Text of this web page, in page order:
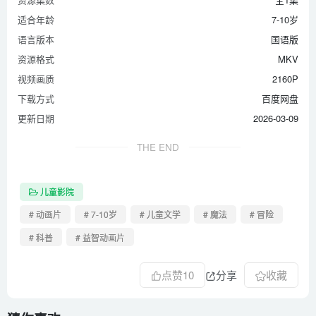
适合年龄
7-10岁
语言版本
国语版
资源格式
MKV
视频画质
2160P
下载方式
百度网盘
更新日期
2026-03-09
THE END
儿童影院
# 动画片
# 7-10岁 # 儿童文学 # 魔法
# 冒险
# 科普
# 益智动画片
点赞10 分享 收藏